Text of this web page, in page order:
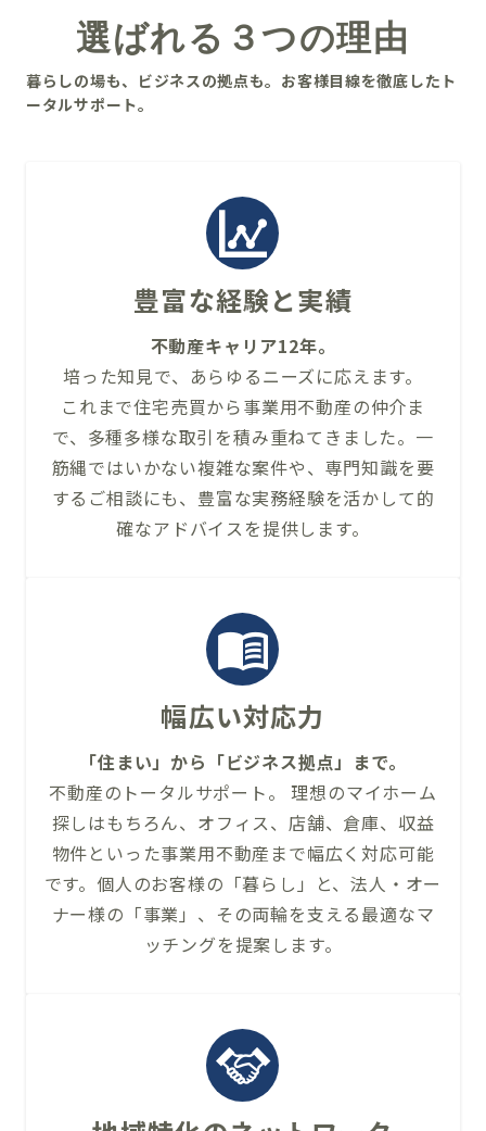
選ばれる３つの理由
暮らしの場も、ビジネスの拠点も。お客様目線を徹底したト
ータルサポート。
豊富な経験と実績
不動産キャリア12年。
培った知見で、あらゆるニーズに応えます。
これまで住宅売買から事業用不動産の仲介ま
で、多種多様な取引を積み重ねてきました。一
筋縄ではいかない複雑な案件や、専門知識を要
するご相談にも、豊富な実務経験を活かして的
確なアドバイスを提供します。
幅広い対応力
「住まい」から「ビジネス拠点」まで。
不動産のトータルサポート。 理想のマイホーム
探しはもちろん、オフィス、店舗、倉庫、収益
物件といった事業用不動産まで幅広く対応可能
です。個人のお客様の「暮らし」と、法人・オー
ナー様の「事業」、その両輪を支える最適なマ
ッチングを提案します。